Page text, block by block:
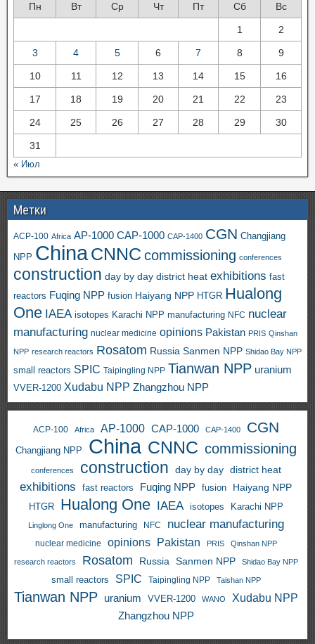
Пн Вт Ср Чт Пт Сб Вс
1 2
3 4 5 6 7 8 9
10 11 12 13 14 15 16
17 18 19 20 21 22 23
24 25 26 27 28 29 30
31
« Июл
Метки
ACP-100 Africa AP-1000 CAP-1000 CAP-1400 CGN Changjiang
NPP ChinaCNNC commissioning conferences
construction day by day district heat exhibitions fast
reactors Fuqing NPP fusion Haiyang NPP HTGR Hualong
One IAEA isotopes Karachi NPP manufacturing NFC nuclear
manufacturing nuclear medicine opinions Pakistan PRIS Qinshan
NPP research reactors Rosatom Russia Sanmen NPP Shidao Bay NPP
small reactors SPIC Taipingling NPP Tianwan NPP uranium
VVER-1200 Xudabu NPP Zhangzhou NPP
ACP-100 Africa AP-1000 CAP-1000 CAP-1400 CGN
Changjiang NPP China CNNC commissioning
conferences construction day by day district heat
exhibitions fast reactors Fuqing NPP fusion Haiyang NPP
HTGR Hualong One IAEA isotopes Karachi NPP
Linglong One manufacturing NFC nuclear manufacturing
nuclear medicine opinions Pakistan PRIS Qinshan NPP
research reactors Rosatom Russia Sanmen NPP Shidao Bay NPP
small reactors SPIC Taipingling NPP Taishan NPP
Tianwan NPP uranium VVER-1200 WANO
Xudabu NPP
Zhangzhou NPP